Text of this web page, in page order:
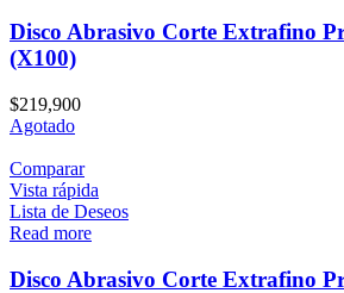
Disco Abrasivo Corte Extrafino
(X100)
$219,900
Agotado
Comparar
Vista rápida
Lista de Deseos
Read more
Disco Abrasivo Corte Extrafino